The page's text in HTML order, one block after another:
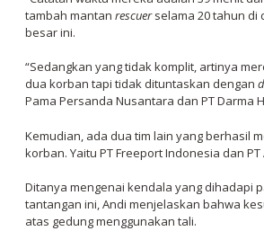
tambah mantan rescuerselama 20 tahun di
besar ini.
“Sedangkan yang tidak komplit, artinya
dua korban tapi tidak dituntaskan dengan
Pama Persanda Nusantara dan PT Darma
Kemudian, ada dua tim lain yang berhasil
korban. Yaitu PT Freeport Indonesia dan
Ditanya mengenai kendala yang dihadapi
tantangan ini, Andi menjelaskan bahwa
atas gedung menggunakan tali.